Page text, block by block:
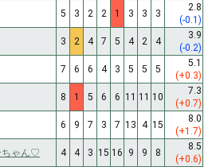
5 3 2 2 1 3 3 3
2.8
(-0.1)
3 2 4 7 5 4 2 4
3.9
(-0.2)
7 6 6 4 3 5 5 5
5.1
(+0.3)
8 1 5 6 6 11 11 10
7.3
(+0.7)
6 9 7 3 7 13 4 15
8.0
(+1.7)
ちゃん♡ 4 4 3 15 16 9 9 8
8.5
(+0.6)